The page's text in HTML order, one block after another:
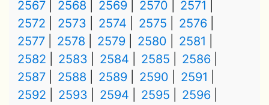
2567
2568 2569 2570
2571
2572
2573 2574 2575
2576
2577
2578 2579 2580
2581
2582
2583 2584 2585
2586
2587
2588 2589 2590
2591
2592
2593 2594 2595
2596